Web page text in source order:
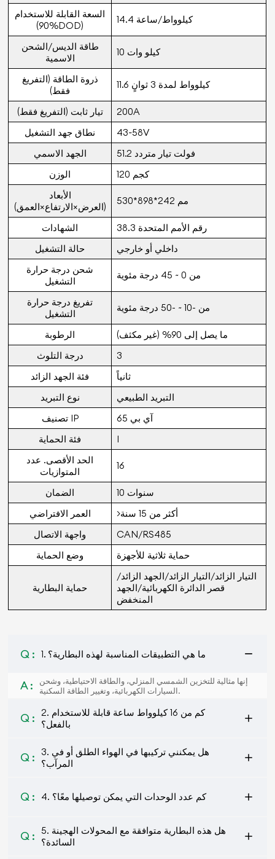
السعة القابلة للاستخدام
(90%DOD)
14.4 كيلوواط/ساعة
طاقة الديس/الشحن
الاسمية
10 كيلو وات
ذروة الطاقة (التفريغ
فقط)
11.6 كيلوواط لمدة 3 ثوانٍ
تيار ثابت (التفريغ فقط)
200A
نطاق جهد التشغيل
43~58V
الجهد الاسمي
51.2 فولت تيار متردد
الوزن
120 كجم
الأبعاد
(العرض×الارتفاع×العمق)
530*898*242 مم
الشهادات
رقم الأمم المتحدة 38.3
حالة التشغيل
داخلي أو خارجي
شحن درجة حرارة
التشغيل
من 0 ~ 45 درجة مئوية
تفريغ درجة حرارة
التشغيل
من -10 ~ -50 درجة مئوية
الرطوبة
ما يصل إلى 90% (غير مكثف)
درجة التلوث
3
فئة الجهد الزائد
ثانياً
نوع التبريد
التبريد الطبيعي
تصنيف IP
آي بي 65
فئة الحماية
I
الحد الأقصى. عدد
المتوازيات
16
الضمان
10 سنوات
العمر الافتراضي
>أكثر من 15 سنة
واجهة الاتصال
CAN/RS485
وضع الحماية
حماية ثلاثية للأجهزة
حماية البطارية
التيار الزائد/التيار الزائد/الجهد الزائد/
قصر الدائرة الكهربائية/الجهد
المنخفض
Q : 1. ما هي التطبيقات المناسبة لهذه البطارية؟
A :
إنها مثالية للتخزين الشمسي المنزلي، والطاقة الاحتياطية، وشحن
السيارات الكهربائية، وتغيير الطاقة السكنية.
Q :
2. كم من 16 كيلوواط ساعة قابلة للاستخدام
بالفعل؟
Q :
3. هل يمكنني تركيبها في الهواء الطلق أو في
المرآب؟
Q : 4. كم عدد الوحدات التي يمكن توصيلها معًا؟
Q :
5. هل هذه البطارية متوافقة مع المحولات الهجينة
السائدة؟